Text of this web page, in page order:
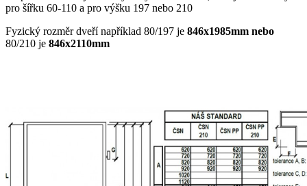
pro šířku 60-110 a pro výšku 197 nebo 210
Fyzický rozměr dveří například 80/197 je 846x1985mm nebo
80/210 je 846x2110mm